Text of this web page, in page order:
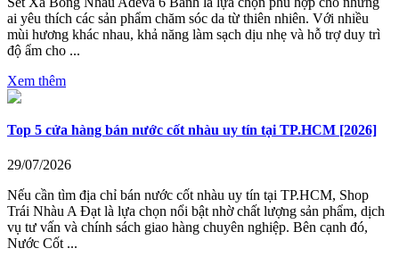
ai yêu thích các sản phẩm chăm sóc da từ thiên nhiên. Với nhiều
mùi hương khác nhau, khả năng làm sạch dịu nhẹ và hỗ trợ duy trì
độ ẩm cho ...
Xem thêm
Top 5 cửa hàng bán nước cốt nhàu uy tín tại TP.HCM [2026]
29/07/2026
Nếu cần tìm địa chỉ bán nước cốt nhàu uy tín tại TP.HCM, Shop
Trái Nhàu A Đạt là lựa chọn nổi bật nhờ chất lượng sản phẩm, dịch
vụ tư vấn và chính sách giao hàng chuyên nghiệp. Bên cạnh đó,
Nước Cốt ...